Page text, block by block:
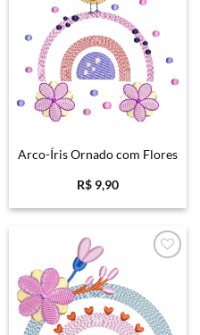
Arco-Íris Ornado com Flores
R$ 9,90